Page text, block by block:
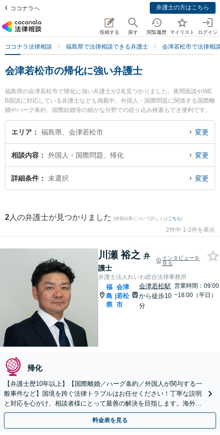
ココナラへ 弁護士の方はこちら
投稿する 探す 閲覧履歴 マイリスト ログイン
ココナラ法律相談 福島県で法律相談できる弁護士 会津若松市で法律相
会津若松市の帰化に強い弁護士
福島県の会津若松市で帰化に強い弁護士が2名見つかりました。夜間面談やWE
B面談に対応している弁護士なども掲載中。外国人・国際問題に関係する国際離
婚やハーグ条約、国際結婚等の細かな分野での絞り込み検索もでき便利です。
特に弁護士法人れいわ総合法律事務所の川瀬 裕之弁護士や弁護士法人葵綜合法
律事務所の新田 周作弁護士のプロフィール情報や弁護士費用、強みなどが注目
索したい』『初回相談無料で帰化を法律相談できる会津若松市内の弁護士に相
談予約したい』などでお困りの相談者さんにおすすめです。
エリア 福島県、会津若松市 変更
相談内容 外国人・国際問題、帰化 変更
詳細条件 未選択 変更
2 人の弁護士が見つかりました (検索結果について詳しくは こちら)
2件中 1-2件を表示
川瀬 裕之 弁
護士
インタビューを
見る
弁護士法人れいわ総合法律事務所
福
島
県
|
会津
若松
市
会津若松駅
から徒歩10
分
営業時間：09:00
~18:00（平日）
帰化
【弁護士歴10年以上】【国際離婚／ハーグ条約／外国人が関与する一
般事件など】国境を跨ぐ法律トラブルはお任せください！丁寧な説明
と対応を心がけ、相談者様にとって最善の解決を目指します。海外在
住中の場合でもお気軽にご相談ください【ビデオ面談可】
料金表を見る